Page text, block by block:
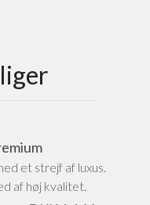
et strejf af luxus.
af høj kvalitet.